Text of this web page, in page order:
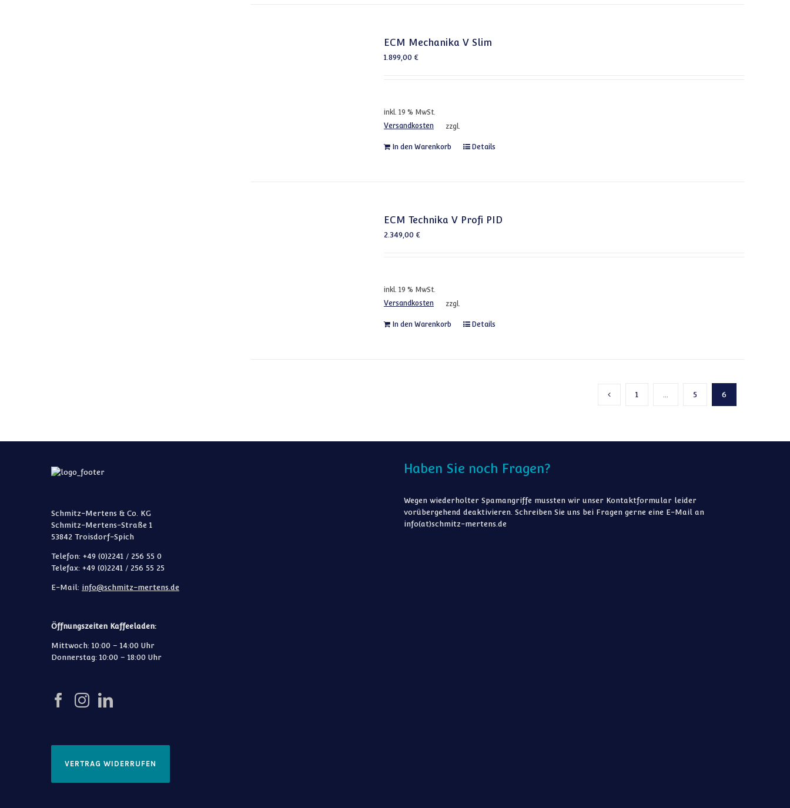
ECM Mechanika V Slim
1.899,00 €
inkl. 19 % MwSt.
zzgl.
Versandkosten
In den Warenkorb Details
ECM Technika V Profi PID
2.349,00 €
inkl. 19 % MwSt.
zzgl.
Versandkosten
In den Warenkorb Details
Vorherige Seite
1 … 5 6
Schmitz-Mertens & Co. KG
Schmitz-Mertens-Straße 1
53842 Troisdorf-Spich
Telefon: +49 (0)2241 / 256 55 0
Telefax: +49 (0)2241 / 256 55 25
E-Mail: info@schmitz-mertens.de
Öffnungszeiten Kaffeeladen:
Mittwoch: 10:00 – 14:00 Uhr
Donnerstag: 10:00 – 18:00 Uhr
VERTRAG WIDERRUFEN
Haben Sie noch Fragen?
Wegen wiederholter Spamangriffe mussten wir unser Kontaktformular leider
vorübergehend deaktivieren. Schreiben Sie uns bei Fragen gerne eine E-Mail an
info(at)schmitz-mertens.de